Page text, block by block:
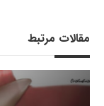
مقالات مرتبط